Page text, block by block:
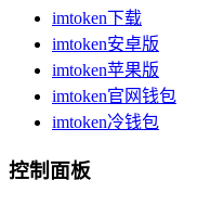
imtoken下载
imtoken安卓版
imtoken苹果版
imtoken官网钱包
imtoken冷钱包
控制面板